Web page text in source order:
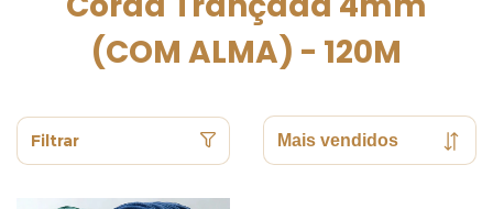
(COM ALMA) - 120M
Filtrar